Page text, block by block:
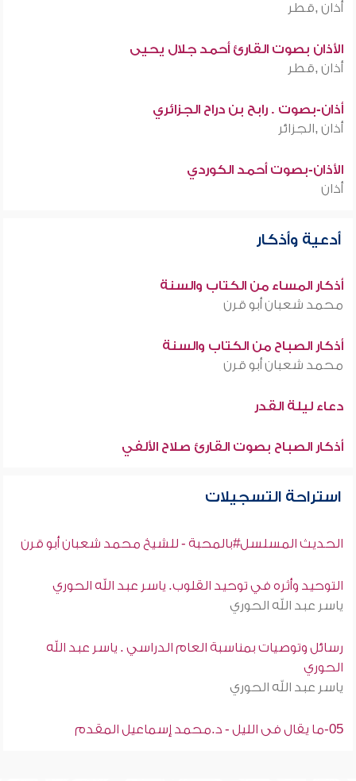
أذان ,قطر
الأذان بصوت القارئ أحمد جلال يحيى
أذان ,قطر
أذان-بصوت . رابح بن دراح الجزائري
أذان ,الجزائر
الأذان-بصوت أحمد الكوردي
أذان
أدعية وأذكار
أذكار المساء من الكتاب والسنة
محمد شعبان أبو قرن
أذكار الصباح من الكتاب والسنة
محمد شعبان أبو قرن
دعاء ليلة القدر
أذكار الصباح بصوت القارئ صلاح الألفي
استراحة التسجيلات
الحديث المسلسل#بالمحبة - للشيخ محمد شعبان أبو قرن
التوحيد وأثره في توحيد القلوب. ياسر عبد الله الحوري
ياسر عبد الله الحوري
رسائل وتوصيات بمناسبة العام الدراسي . ياسر عبد الله
الحوري
ياسر عبد الله الحوري
05-ما يقال فى الليل - د.محمد إسماعيل المقدم